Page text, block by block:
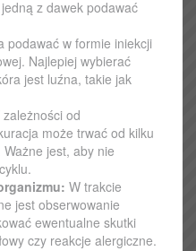
z dawek podawać
podawać w formie iniekcji
Najlepiej wybierać
jest luźna, takie jak
zależności od
może trwać od kilku
jest, aby nie
W trakcie
jest obserwowanie
ewentualne skutki
czy reakcje alergiczne.